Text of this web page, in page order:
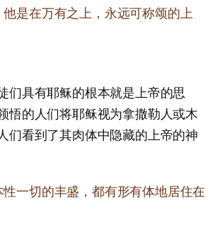
是在万有之上，永远可称颂的上
们具有耶稣的根本就是上帝的思
悟的人们将耶稣视为拿撒勒人或木
们看到了其肉体中隐藏的上帝的神
性一切的丰盛，都有形有体地居住在